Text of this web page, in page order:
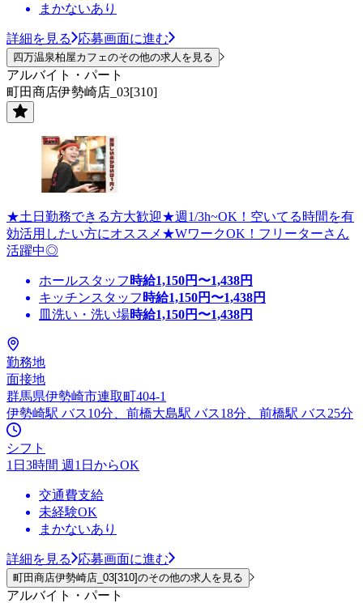
まかないあり
詳細を見る 応募画面に進む
四万温泉柏屋カフェのその他の求人を見る
アルバイト・パート
町田商店伊勢崎店_03[310]
★土日勤務できる方大歓迎★週1/3h~OK！空いてる時間を有
効活用したい方にオススメ★WワークOK！フリーターさん
活躍中◎
ホールスタッフ 時給1,150円〜1,438円
キッチンスタッフ 時給1,150円〜1,438円
皿洗い・洗い場時給1,150円〜1,438円
勤務地
面接地
群馬県伊勢崎市連取町404-1
伊勢崎駅 バス10分、前橋大島駅 バス18分、前橋駅 バス25分
シフト
1日3時間 週1日からOK
交通費支給
未経験OK
まかないあり
詳細を見る 応募画面に進む
町田商店伊勢崎店_03[310]のその他の求人を見る
アルバイト・パート